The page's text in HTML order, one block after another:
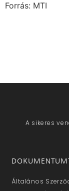
Forrás: MTI
A sikeres
Általános